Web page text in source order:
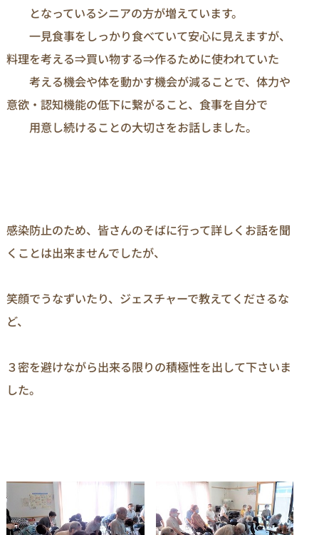
となっているシニアの方が増えています。
一見食事をしっかり食べていて安心に見えますが、
料理を考える⇒買い物する⇒作るために使われていた
考える機会や体を動かす機会が減ることで、体力や
意欲・認知機能の低下に繋がること、食事を自分で
用意し続けることの大切さをお話しました。
感染防止のため、皆さんのそばに行って詳しくお話を聞
くことは出来ませんでしたが、
笑顔でうなずいたり、ジェスチャーで教えてくださるな
ど、
３密を避けながら出来る限りの積極性を出して下さいま
した。